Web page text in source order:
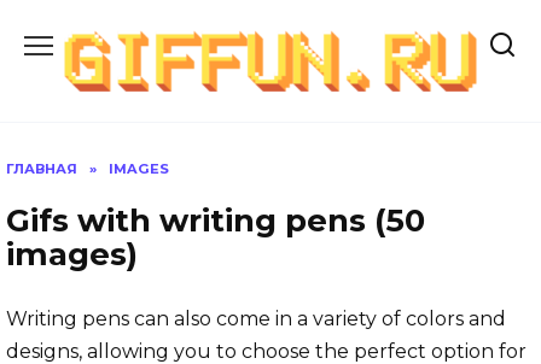
содержанию
ГЛАВНАЯ » IMAGES
Gifs with writing pens (50
images)
Writing pens can also come in a variety of colors and
designs, allowing you to choose the perfect option for